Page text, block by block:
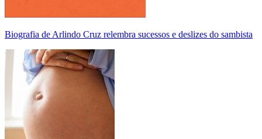
Biografia de Arlindo Cruz relembra sucessos e deslizes do sambista